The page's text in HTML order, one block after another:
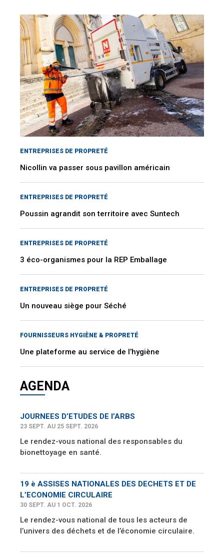
ENTREPRISES DE PROPRETÉ
Nicollin va passer sous pavillon américain
ENTREPRISES DE PROPRETÉ
Poussin agrandit son territoire avec Suntech
ENTREPRISES DE PROPRETÉ
3 éco-organismes pour la REP Emballage
ENTREPRISES DE PROPRETÉ
Un nouveau siège pour Séché
FOURNISSEURS HYGIÈNE & PROPRETÉ
Une plateforme au service de l’hygiène
AGENDA
JOURNEES D’ETUDES DE l’ARBS
23 SEPT. AU 25 SEPT. 2026
Le rendez-vous national des responsables du
bionettoyage en santé.
19 è ASSISES NATIONALES DES DECHETS ET DE
L’ECONOMIE CIRCULAIRE
30 SEPT. AU 1 OCT. 2026
Le rendez-vous national de tous les acteurs de
l’univers des déchets et de l’économie circulaire.